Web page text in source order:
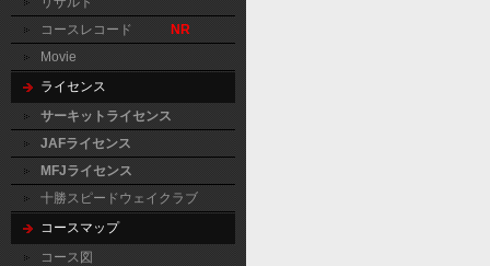
コースレコード
NR
Movie
ライセンス
サーキットライセンス
JAFライセンス
MFJライセンス
十勝スピードウェイクラブ
コースマップ
コース図